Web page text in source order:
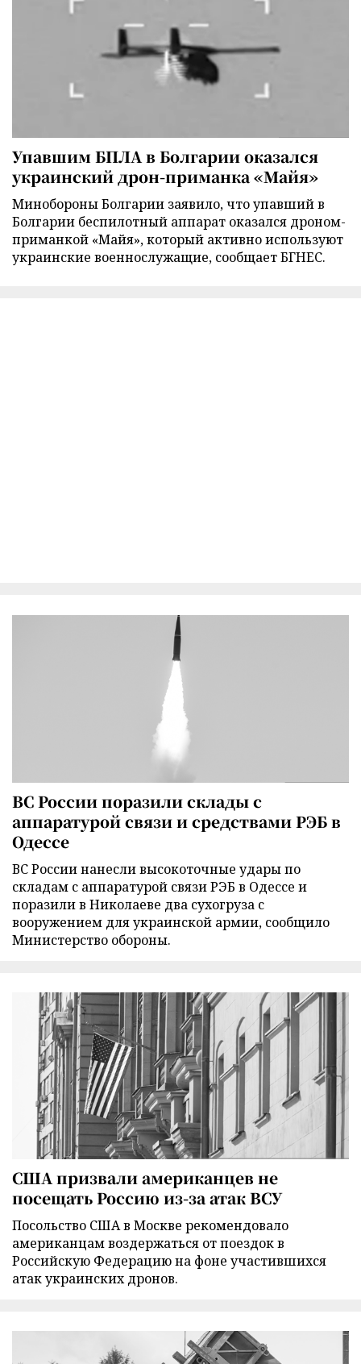
Упавшим БПЛА в Болгарии оказался
украинский дрон-приманка «Майя»
Минобороны Болгарии заявило, что упавший в
Болгарии беспилотный аппарат оказался дроном-
приманкой «Майя», который активно используют
украинские военнослужащие, сообщает БГНЕС.
ВС России поразили склады с
аппаратурой связи и средствами РЭБ в
Одессе
ВС России нанесли высокоточные удары по
складам с аппаратурой связи РЭБ в Одессе и
поразили в Николаеве два сухогруза с
вооружением для украинской армии, сообщило
Министерство обороны.
США призвали американцев не
посещать Россию из-за атак ВСУ
Посольство США в Москве рекомендовало
американцам воздержаться от поездок в
Российскую Федерацию на фоне участившихся
атак украинских дронов.